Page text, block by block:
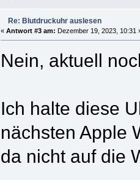
Re: Blutdruckuhr auslesen
« Antwort #3 am: Dezember 19, 2023, 10:31
Nein, aktuell
Ich halte diese
nächsten Apple
da nicht auf die